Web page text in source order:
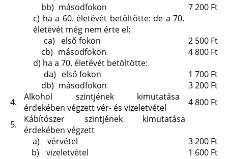
bb) másodfokon
7 200 Ft
c) ha a 60. életévét betöltötte: de a 70.
életévét még nem érte el:
ca)
első fokon
2 500 Ft
cb) másodfokon
4 800 Ft
d) ha a 70. életévét betöltötte:
da) első fokon
1 700 Ft
db) másodfokon
3 200 Ft
4.
Alkohol szintjének kimutatása
érdekében végzett vér- és vizeletvétel
4 800 Ft
5.
Kábítószer szintjének kimutatása
érdekében végzett
a)
vérvétel
3 200 Ft
b)
vizeletvétel
1 600 Ft